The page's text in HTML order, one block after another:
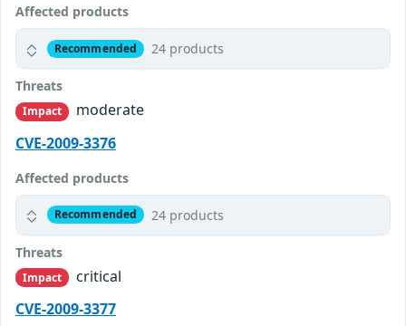
Affected products
Recommended 24 products
Threats
Impact
moderate
CVE-2009-3376
Affected products
Recommended 24 products
Threats
Impact
critical
CVE-2009-3377